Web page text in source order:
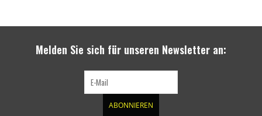
Melden Sie sich für unseren Newsletter an:
ABONNIEREN